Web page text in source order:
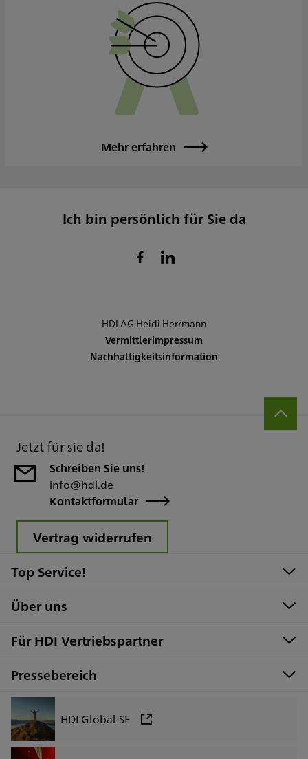
Mehr erfahren
Ich bin persönlich für Sie da
HDI AG Heidi Herrmann
Vermittlerimpressum
Nachhaltigkeitsinformation
Jetzt für sie da!
Schreiben Sie uns!
info@hdi.de
Kontaktformular
Vertrag widerrufen
Top Service!
Über uns
Für HDI Vertriebspartner
Pressebereich
HDI Global SE